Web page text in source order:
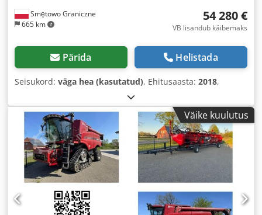
Smętowo Graniczne
665 km
54 280 €
VB lisandub käibemaks
Pärida Helistada
Seisukord: väga hea (kasutatud), Ehitusaasta: 2018,
Väike kuulutus